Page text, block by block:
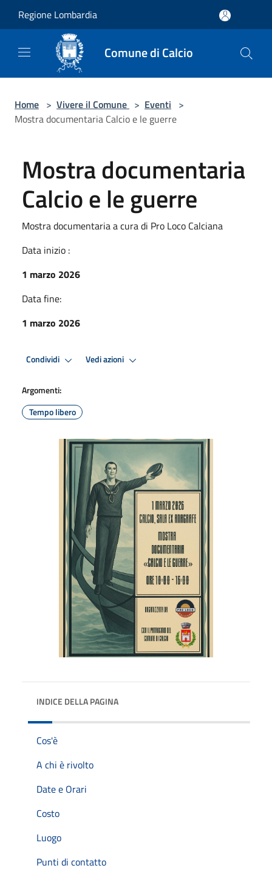
Regione Lombardia
Comune di Calcio
Home > Vivere il Comune > Eventi >
Mostra documentaria Calcio e le guerre
Mostra documentaria
Calcio e le guerre
Mostra documentaria a cura di Pro Loco Calciana
Data inizio :
1 marzo 2026
Data fine:
1 marzo 2026
Condividi Vedi azioni
Argomenti:
Tempo libero
INDICE DELLA PAGINA
Cos'è
A chi è rivolto
Date e Orari
Costo
Luogo
Punti di contatto